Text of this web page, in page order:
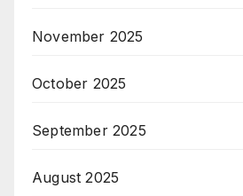
November 2025
October 2025
September 2025
August 2025